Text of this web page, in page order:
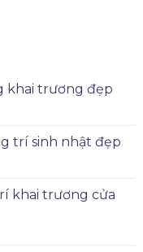
khai trương đẹp
trí sinh nhật đẹp
khai trương cửa